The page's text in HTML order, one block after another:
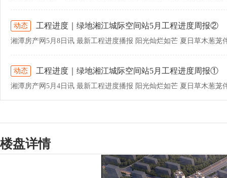
动态 工程进度｜绿地湘江城际空间站5月工程进度周报②
动态 工程进度｜绿地湘江城际空间站5月工程进度周报①
楼盘详情